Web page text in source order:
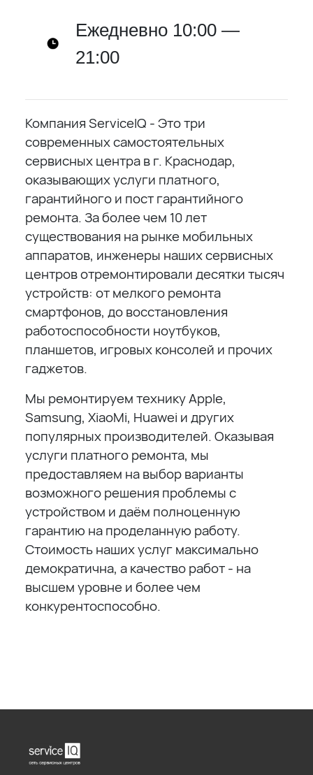
Ежедневно 10:00 —
21:00
Компания ServiceIQ - Это три
современных самостоятельных
сервисных центра в г. Краснодар,
оказывающих услуги платного,
гарантийного и пост гарантийного
ремонта. За более чем 10 лет
существования на рынке мобильных
аппаратов, инженеры наших сервисных
центров отремонтировали десятки тысяч
устройств: от мелкого ремонта
смартфонов, до восстановления
работоспособности ноутбуков,
планшетов, игровых консолей и прочих
гаджетов.
Мы ремонтируем технику Apple,
Samsung, XiaoMi, Huawei и других
популярных производителей. Оказывая
услуги платного ремонта, мы
предоставляем на выбор варианты
возможного решения проблемы с
устройством и даём полноценную
гарантию на проделанную работу.
Стоимость наших услуг максимально
демократична, а качество работ - на
высшем уровне и более чем
конкурентоспособно.